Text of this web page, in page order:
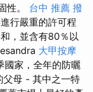
性。 台中 推薦 撥
行嚴重的許可程
，並含有80％以
大甲按摩
國家，全年的防曬
父母 - 其中之一特